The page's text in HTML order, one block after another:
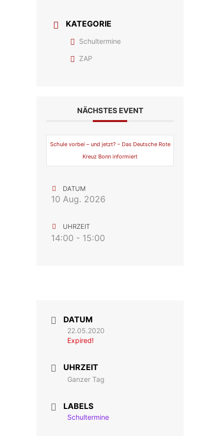
KATEGORIE
Schultermine
ZAP
NÄCHSTES EVENT
Schule vorbei – und jetzt? – Das Deutsche Rote
Kreuz Bonn informiert
DATUM
10 Aug. 2026
UHRZEIT
14:00 - 15:00
DATUM
22.05.2020
Expired!
UHRZEIT
Ganzer Tag
LABELS
Schultermine